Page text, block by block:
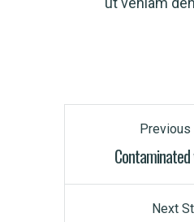
Previous
Next